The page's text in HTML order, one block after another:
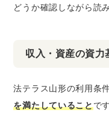
どうか確認しながら読
収入・資産の資力
法テラス山形の利用条
を満たしていることで